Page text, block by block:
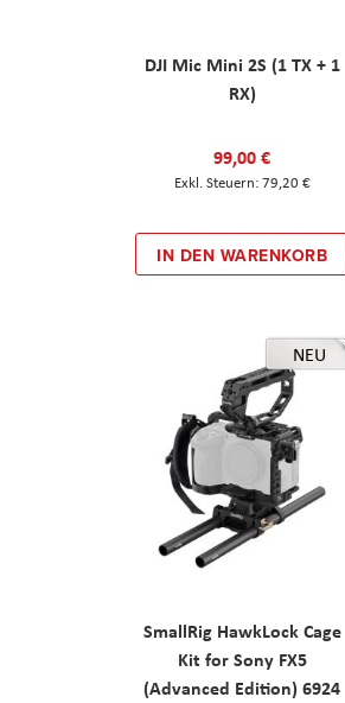
DJI Mic Mini 2S (1 TX + 1
RX)
99,00 €
79,20 €
IN DEN WARENKORB
NEU
SmallRig HawkLock Cage
Kit for Sony FX5
(Advanced Edition) 6924